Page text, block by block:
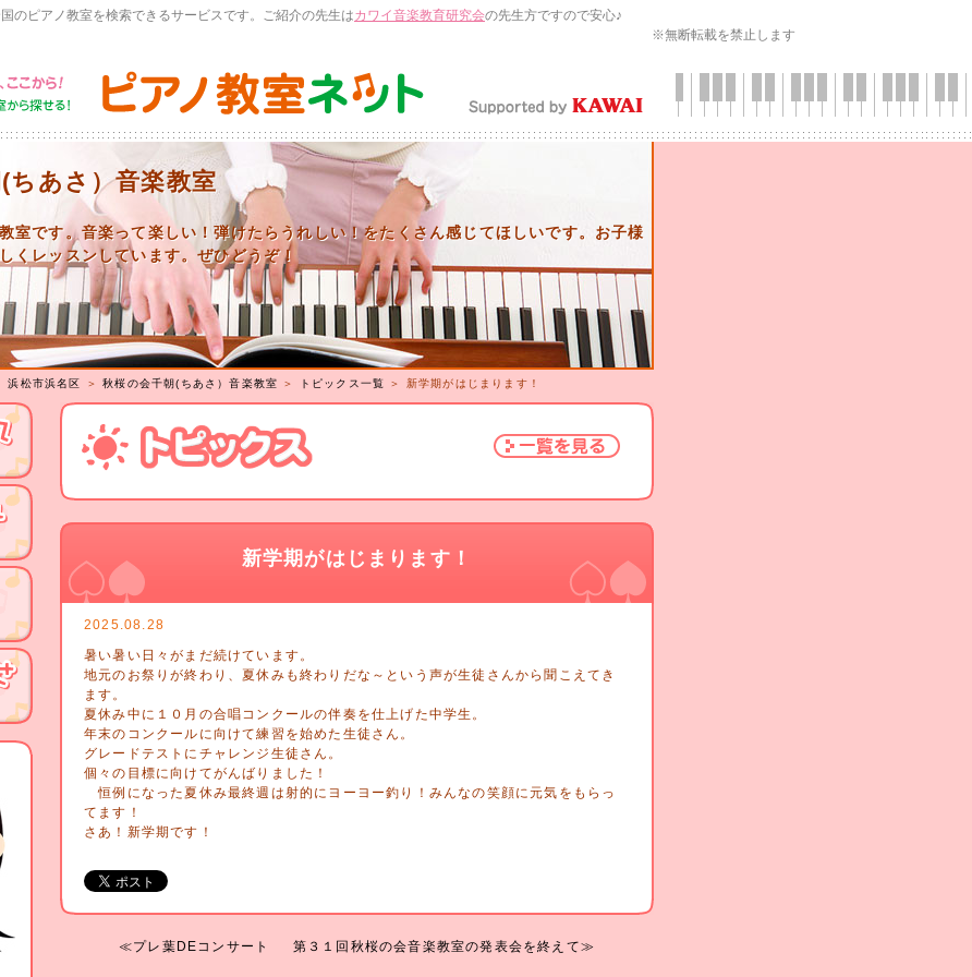
のピアノ教室を検索できるサービスです。ご紹介の先生はカワイ音楽教育研究会の先生方ですので安心♪
※無断転載を禁止します
ちあさ）音楽教室
室です。音楽って楽しい！弾けたらうれしい！をたくさん感じてほしいです。お子様
くレッスンしています。ぜひどうぞ！
浜松市浜名区 ＞秋桜の会千朝(ちあさ）音楽教室 ＞ トピックス一覧 ＞ 新学期がはじまります！
新学期がはじまります！
2025.08.28
暑い暑い日々がまだ続けています。
地元のお祭りが終わり、夏休みも終わりだな～という声が生徒さんから聞こえてき
ます。
夏休み中に１０月の合唱コンクールの伴奏を仕上げた中学生。
年末のコンクールに向けて練習を始めた生徒さん。
グレードテストにチャレンジ生徒さん。
個々の目標に向けてがんばりました！
恒例になった夏休み最終週は射的にヨーヨー釣り！みんなの笑顔に元気をもらっ
てます！
さあ！新学期です！
≪プレ葉DEコンサート 第３１回秋桜の会音楽教室の発表会を終えて≫